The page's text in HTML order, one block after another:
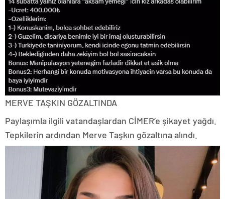
MERVE TAŞKIN GÖZALTINDA
Paylaşımla ilgili vatandaşlardan CİMER’e şikayet yağdı.
Tepkilerin ardından Merve Taşkın gözaltına alındı.